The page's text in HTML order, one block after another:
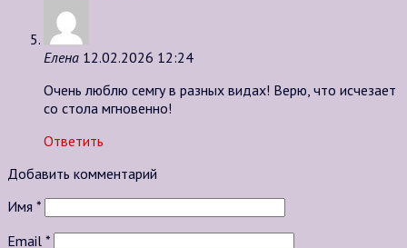
Елена 12.02.2026 12:24
Очень люблю семгу в разных видах! Верю, что исчезает
со стола мгновенно!
Ответить
Добавить комментарий
Имя *
Email *